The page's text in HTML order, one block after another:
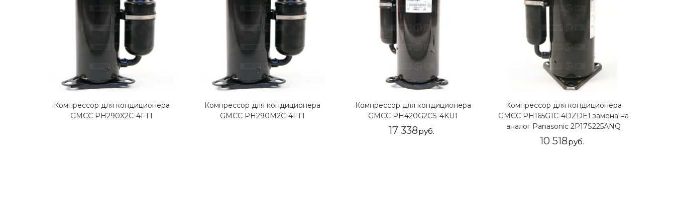
Компрессор для кондиционера
GMCC PH290X2C-4FT1
Компрессор для кондиционера
GMCC PH290M2C-4FT1
Компрессор для кондиционера
GMCC PH420G2CS-4KU1
17 338руб.
Компрессор для кондиционера
GMCC PH165G1C-4DZDE1 замена на
аналог Panasonic 2P17S225ANQ
10 518руб.